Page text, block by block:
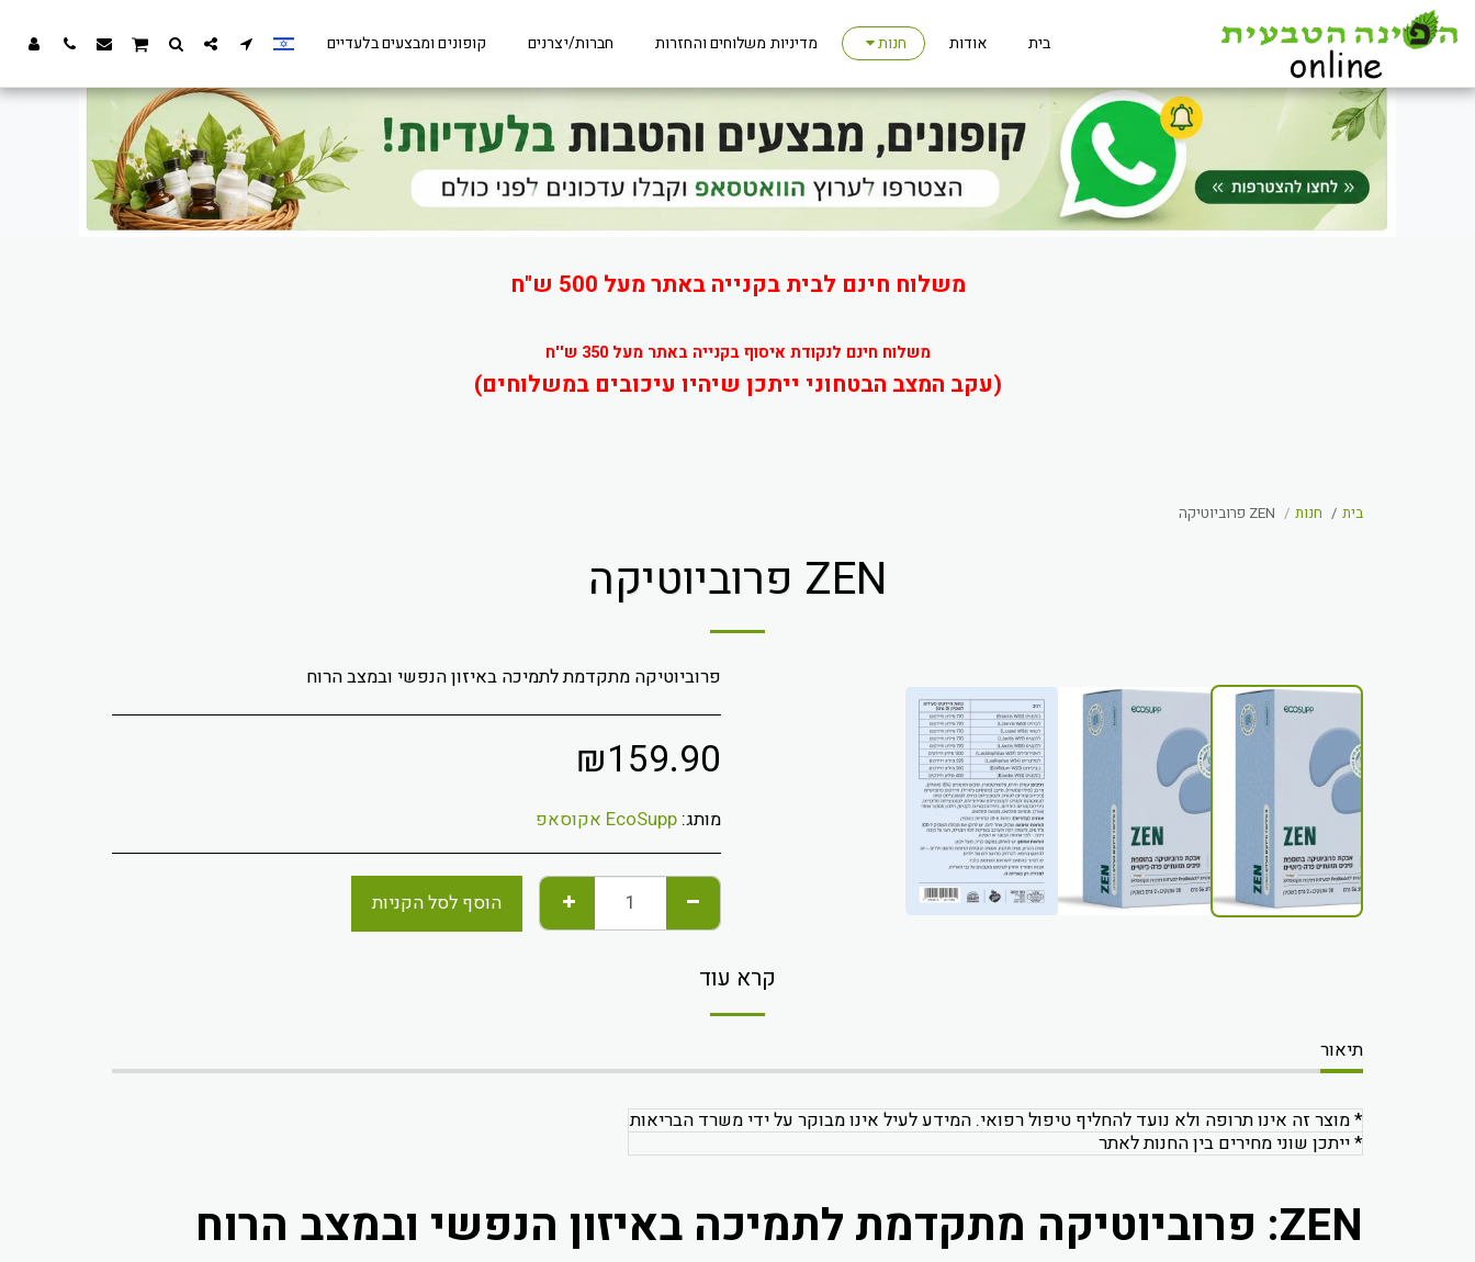
משלוח חינם לבית בקנייה באתר מעל 500 ש"ח
משלוח חינם לנקודת איסוף בקנייה באתר מעל 350 ש''ח
(עקב המצב הבטחוני ייתכן שיהיו עיכובים במשלוחים)
בית אודות חנות מדיניות משלוחים והחזרות חברות/יצרנים קופונים ומבצעים בלעדיים
בית חנות ZEN פרוביוטיקה
ZEN פרוביוטיקה
פרוביוטיקה מתקדמת לתמיכה באיזון הנפשי ובמצב הרוח
₪159.90
מותג: EcoSupp אקוסאפ
הוסף לסל הקניות
קרא עוד
תיאור
* מוצר זה אינו תרופה ולא נועד להחליף טיפול רפואי. המידע לעיל אינו מבוקר על ידי משרד הבריאות
* ייתכן שוני מחירים בין החנות לאתר
ZEN: פרוביוטיקה מתקדמת לתמיכה באיזון הנפשי ובמצב הרוח